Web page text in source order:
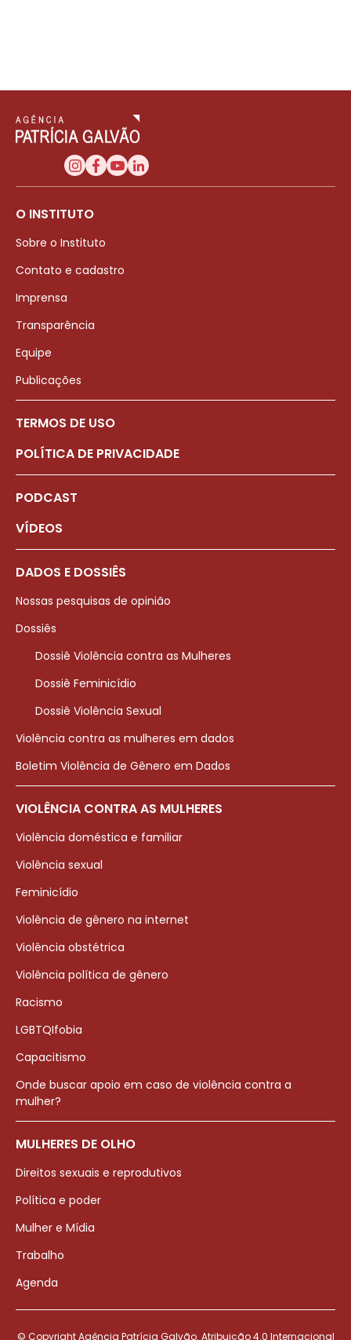
O INSTITUTO
Sobre o Instituto
Contato e cadastro
Imprensa
Transparência
Equipe
Publicações
TERMOS DE USO
POLÍTICA DE PRIVACIDADE
PODCAST
VÍDEOS
DADOS E DOSSIÊS
Nossas pesquisas de opinião
Dossiês
Dossiê Violência contra as Mulheres
Dossiê Feminicídio
Dossiê Violência Sexual
Violência contra as mulheres em dados
Boletim Violência de Gênero em Dados
VIOLÊNCIA CONTRA AS MULHERES
Violência doméstica e familiar
Violência sexual
Feminicídio
Violência de gênero na internet
Violência obstétrica
Violência política de gênero
Racismo
LGBTQIfobia
Capacitismo
Onde buscar apoio em caso de violência contra a
mulher?
MULHERES DE OLHO
Direitos sexuais e reprodutivos
Política e poder
Mulher e Mídia
Trabalho
Agenda
© Copyright Agência Patrícia Galvão. Atribuição 4.0 Internacional